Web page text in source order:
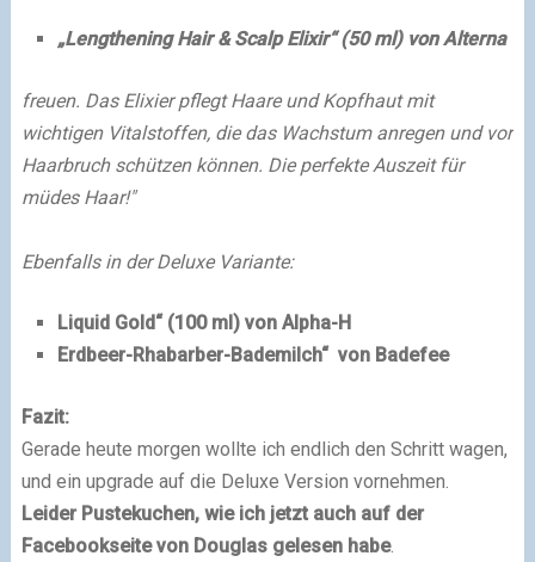
„Lengthening Hair & Scalp Elixir“ (50 ml) von Alterna
freuen. Das Elixier pflegt Haare und Kopfhaut mit
wichtigen Vitalstoffen, die das Wachstum anregen und vor
Haarbruch schützen können. Die perfekte Auszeit für
müdes Haar!"
Ebenfalls in der Deluxe Variante:
Liquid Gold“ (100 ml) von Alpha-H
Erdbeer-Rhabarber-Bademilch“ von Badefee
Fazit:
Gerade heute morgen wollte ich endlich den Schritt wagen,
und ein upgrade auf die Deluxe Version vornehmen.
Leider Pustekuchen, wie ich jetzt auch auf der
Facebookseite von Douglas gelesen habe.